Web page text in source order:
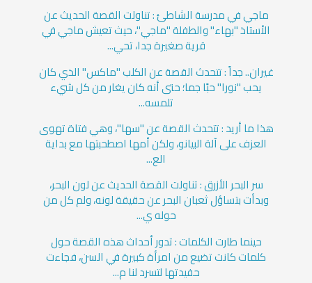
ماجي في مدرسة الشاطئ : تناولت القصة الحديث عن
الأستاذ "بهاء" والطفلة "ماجي"، حيث تعيش ماجي في
قرية صغيرة جدا، تحي...
غيران.. جداً : تتحدث القصة عن الكلب "ماكس" الذي كان
يحب "نورا" حبًا جما؛ حتى أنه كان يغار من كل شيء
تلمسه...
هذا ما أريد : تتحدث القصة عن "سها"، وهي فتاة تهوى
العزف على آلة البيانو، ولكن أمها اصطحبتها مع بداية
الع...
سر البحر الأزرق : تناولت القصة الحديث عن لون البحر،
وبدأت بتساؤل ثعبان البحر عن حقيقة لونه، ولم كل من
حوله ي...
حينما طارت الكلمات : تدور أحداث هذه القصة حول
كلمات كانت تضيع من امرأة كبيرة في السن، فجاءت
حفيدتها لتسرد لنا م...